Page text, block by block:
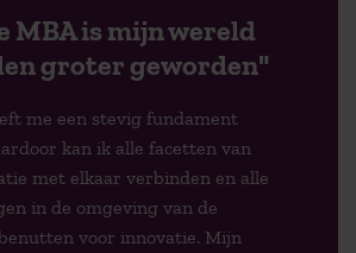
MBA is mijn wereld
groter geworden"
me een stevig fundament
kan ik alle facetten van
met elkaar verbinden en alle
in de omgeving van de
voor innovatie. Mijn